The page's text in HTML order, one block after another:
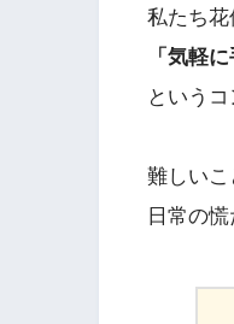
私たち花
「気軽
という
難しいこ
日常の